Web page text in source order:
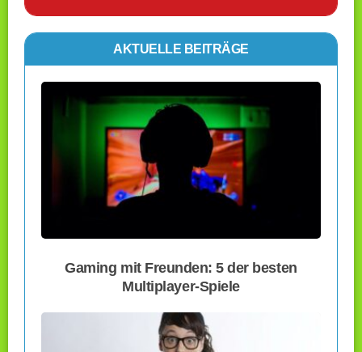
AKTUELLE BEITRÄGE
Gaming mit Freunden: 5 der besten
Multiplayer-Spiele